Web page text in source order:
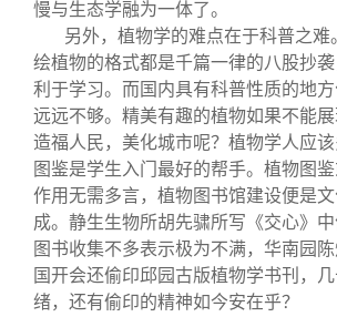
慢与生态学融为一体了。
另外，植物学的难点在于科普之难
绘植物的格式都是千篇一律的八股抄
利于学习。而国内具有科普性质的地
远远不够。精美有趣的植物如果不能
造福人民，美化城市呢？植物学人应该
图鉴是学生入门最好的帮手。植物图
作用无需多言，植物图书馆建设便是
成。静生生物所胡先骕所写《交心》
图书收集不多表示极为不满，华南园
国开会还偷印邱园古版植物学书刊，
绪，还有偷印的精神如今安在乎？